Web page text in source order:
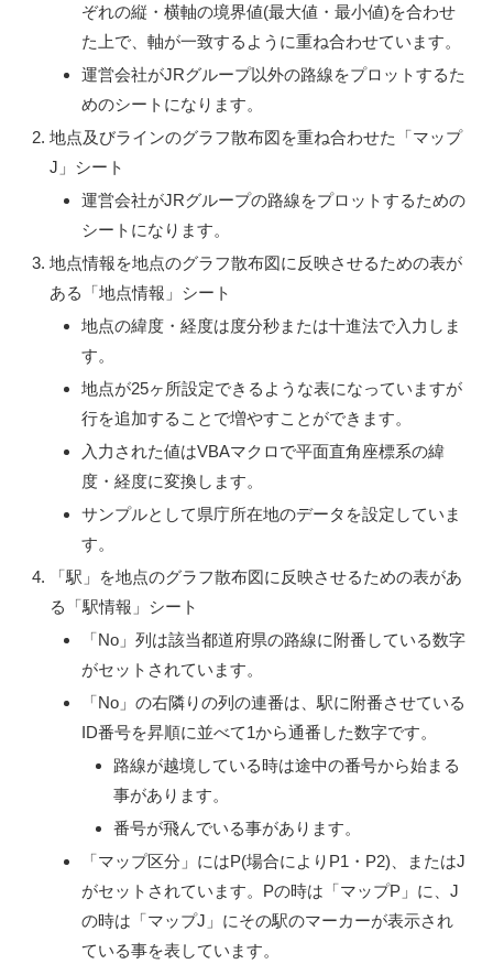
ぞれの縦・横軸の境界値(最大値・最小値)を合わせ
た上で、軸が一致するように重ね合わせています。
運営会社がJRグループ以外の路線をプロットするた
めのシートになります。
地点及びラインのグラフ散布図を重ね合わせた「マップ
J」シート
運営会社がJRグループの路線をプロットするための
シートになります。
地点情報を地点のグラフ散布図に反映させるための表が
ある「地点情報」シート
地点の緯度・経度は度分秒または十進法で入力しま
す。
地点が25ヶ所設定できるような表になっていますが
行を追加することで増やすことができます。
入力された値はVBAマクロで平面直角座標系の緯
度・経度に変換します。
サンプルとして県庁所在地のデータを設定していま
す。
「駅」を地点のグラフ散布図に反映させるための表があ
る「駅情報」シート
「No」列は該当都道府県の路線に附番している数字
がセットされています。
「No」の右隣りの列の連番は、駅に附番させている
ID番号を昇順に並べて1から通番した数字です。
路線が越境している時は途中の番号から始まる
事があります。
番号が飛んでいる事があります。
「マップ区分」にはP(場合によりP1・P2)、またはJ
がセットされています。Pの時は「マップP」に、J
の時は「マップJ」にその駅のマーカーが表示され
ている事を表しています。